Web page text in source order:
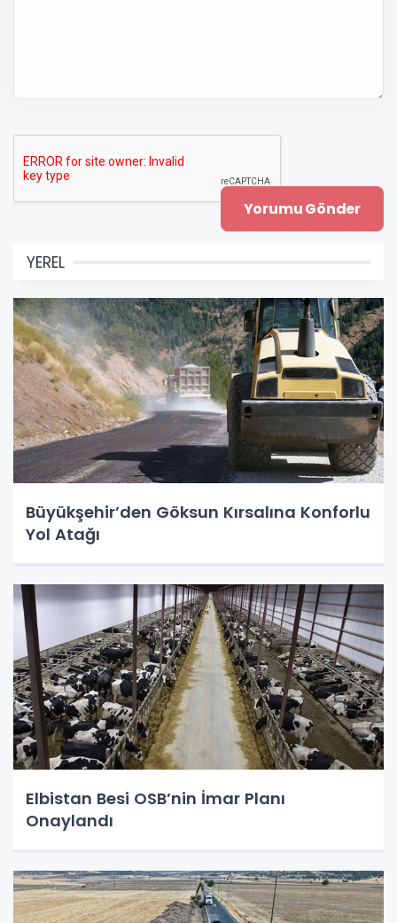
YEREL
Büyükşehir’den Göksun Kırsalına Konforlu
Yol Atağı
Elbistan Besi OSB’nin İmar Planı
Onaylandı